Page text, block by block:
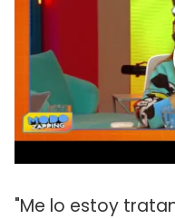
"Me lo estoy